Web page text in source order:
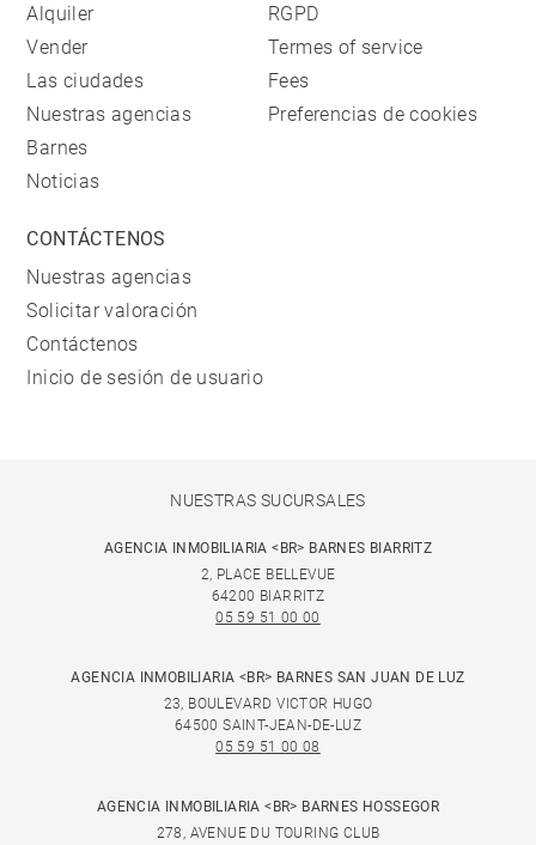
Alquiler
Vender
Las ciudades
Nuestras agencias
Barnes
Noticias
RGPD
Termes of service
Fees
Preferencias de cookies
CONTÁCTENOS
Nuestras agencias
Solicitar valoración
Contáctenos
Inicio de sesión de usuario
NUESTRAS SUCURSALES
AGENCIA INMOBILIARIA <BR> BARNES BIARRITZ
2, PLACE BELLEVUE
64200 BIARRITZ
05 59 51 00 00
AGENCIA INMOBILIARIA <BR> BARNES SAN JUAN DE LUZ
23, BOULEVARD VICTOR HUGO
64500 SAINT-JEAN-DE-LUZ
05 59 51 00 08
AGENCIA INMOBILIARIA <BR> BARNES HOSSEGOR
278, AVENUE DU TOURING CLUB